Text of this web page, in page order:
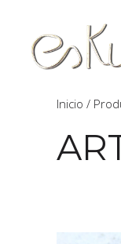
Inicio /